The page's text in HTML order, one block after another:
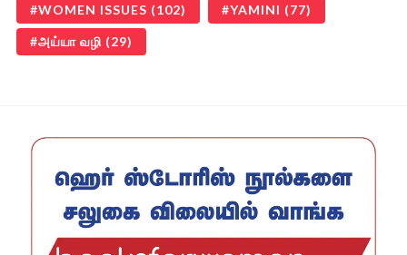
WOMEN ISSUES (102) YAMINI (77)
அய்யா வழி (29)